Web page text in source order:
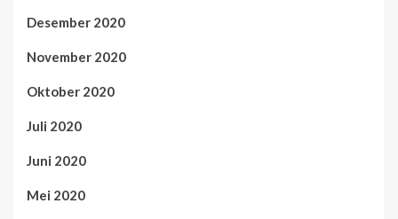
Desember 2020
November 2020
Oktober 2020
Juli 2020
Juni 2020
Mei 2020